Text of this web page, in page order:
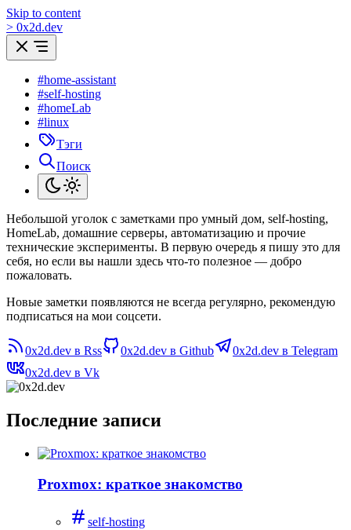
Skip to content
> 0x2d.dev
#home-assistant
#self-hosting
#homeLab
#linux
Тэги
Поиск
Небольшой уголок с заметками про умный дом, self-hosting,
HomeLab, домашние серверы, автоматизацию и прочие
технические эксперименты. В первую очередь я пишу это для
себя, но если вы нашли здесь что-то полезное — добро
пожаловать.
Новые заметки появляются не всегда регулярно, рекомендую
подписаться на мои соцсети.
0x2d.dev в Rss 0x2d.dev в Github
0x2d.dev в Telegram
0x2d.dev в Vk
Последние записи
Proxmox: краткое знакомство
self-hosting